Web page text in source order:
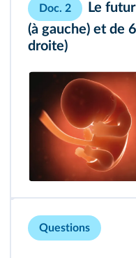
Doc. 2
Le
(à gauche) et de
droite)
Questions